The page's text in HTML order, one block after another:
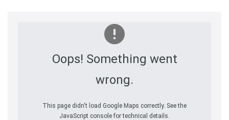
Oops! Something went
wrong.
This page didn't load Google Maps correctly. See the
JavaScript console for technical details.